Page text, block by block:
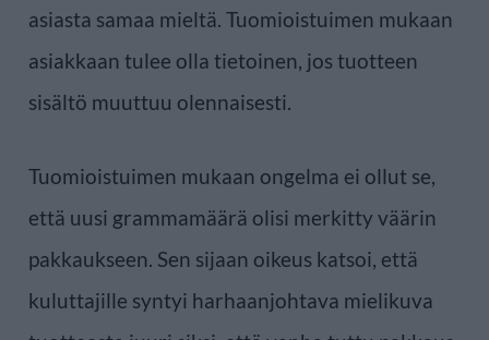
asiasta samaa mieltä. Tuomioistuimen mukaan
asiakkaan tulee olla tietoinen, jos tuotteen
sisältö muuttuu olennaisesti.
Tuomioistuimen mukaan ongelma ei ollut se,
että uusi grammamäärä olisi merkitty väärin
pakkaukseen. Sen sijaan oikeus katsoi, että
kuluttajille syntyi harhaanjohtava mielikuva